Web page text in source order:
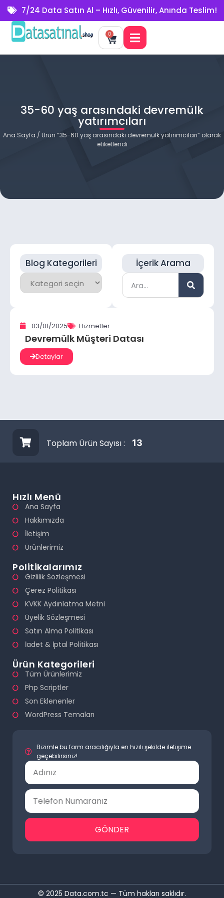
7/24 Data Satın Al – Hızlı, Güvenilir, Anında Teslim!
0
35-60 yaş arasındaki devremülk
yatırımcıları
Ana Sayfa / Ürün “35-60 yaş arasındaki devremülk yatırımcıları” olarak
etiketlendi
Blog Kategorileri İçerik Arama
03/01/2025 Hizmetler
Devremülk Müşteri Datası
Detaylar
Toplam Ürün Sayısı : 13
Hızlı Menü
Ana Sayfa
Hakkımızda
İletişim
Ürünlerimiz
Politikalarımız
Gizlilik Sözleşmesi
Çerez Politikası
KVKK Aydınlatma Metni
Üyelik Sözleşmesi
Satın Alma Politikası
İadet & İptal Politikası
Ürün Kategorileri
Tüm Ürünlerimiz
Php Scriptler
Son Eklenenler
WordPress Temaları
Bizimle bu form aracılığıyla en hızılı şekilde iletişime
geçebilirsiniz!
GÖNDER
© 2025 Data.com.tc — Tüm hakları saklıdır.